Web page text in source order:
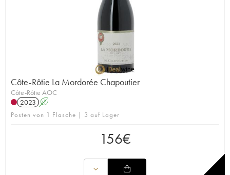
Côte-Rôtie La Mordorée Chapoutier
Côte-Rôtie AOC
2023 A
Posten von 1 Flasche | 3 auf Lager
156€